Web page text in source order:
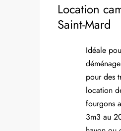
Location
Saint-Mard
Idéale
pour des
location
fourgons
3m3 au